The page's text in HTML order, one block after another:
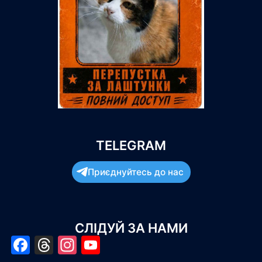
TELEGRAM
Приєднуйтесь до нас
СЛІДУЙ ЗА НАМИ
Facebook
Threads
Instagram